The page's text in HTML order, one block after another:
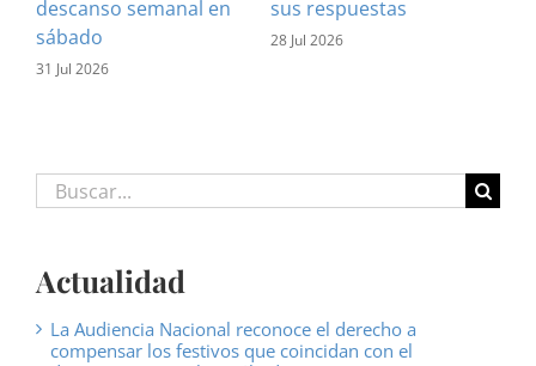
descanso semanal en
sábado
31 Jul 2026
sus respuestas
28 Jul 2026
Buscar:
Actualidad
La Audiencia Nacional reconoce el derecho a
compensar los festivos que coincidan con el